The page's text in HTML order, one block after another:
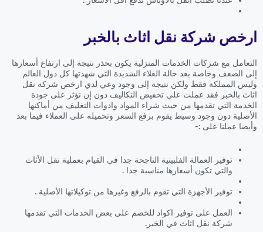
ارخص شركة نقل اثاث بالخبر
التعامل مع شركات الخدمات المنزلية يكون بحذر نتيجة إلى ارتفاع أسعارها
إلى الضعف وخاصة بعد حالة الغلاء الشديدة التي شهدتها كل دول العالم
وليس المملكة فقط ولكن نتيجة إلى وجود وعي لدي ارخص شركة نقل
اثاث بالخبر فقد عملت على تخفيض التكاليف دون إن تؤثر على جودة
الخدمة التي تقدمها من حيث شراء المواد وادوات التغليف من أماكنها
الأصلية دون وجود وسيط يقوم برفع السعر وتحميله على العملاء فيما بعد
وأيضا عملنا على :-
توفير العمالة الفلبينية الناجحة جدا في القيام بعملية نقل الأثاث
والتي تكون أسعارها مناسبة جدا .
توفير الأجهزة التي تقوم بالرفع وغيرها من توكيلاتها الأصلية .
العمل على توفير اكواد للخصم على بعض الخدمات التي تقدمها
شركة نقل اثاث في الخبر.